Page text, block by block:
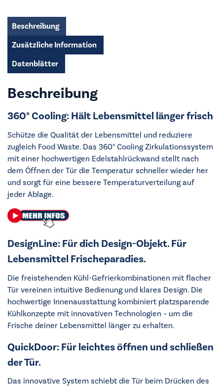
Beschreibung
Zusätzliche Information
Datenblätter
Beschreibung
360° Cooling: Hält Lebensmittel länger frisch
Schütze die Qualität der Lebensmittel und reduziere
zugleich Food Waste. Das 360° Cooling Zirkulationssystem
mit einer hochwertigen Edelstahlrückwand stellt nach
dem Öffnen der Tür die Temperatur schneller wieder her
und sorgt für eine bessere Temperaturverteilung auf
jeder Ablage.
DesignLine: Für dich Design-Objekt. Für
Lebensmittel Frischeparadies.
Die freistehenden Kühl-Gefrierkombinationen mit flacher
Tür vereinen intuitive Bedienung und klares Design. Die
hochwertige Innenausstattung kombiniert platzsparende
Kühlkonzepte mit innovativen Technologien – um die
Frische deiner Lebensmittel länger zu erhalten.
QuickDoor: Für leichtes öffnen und schließen
der Tür.
Das innovative System schiebt die Tür beim Drücken des